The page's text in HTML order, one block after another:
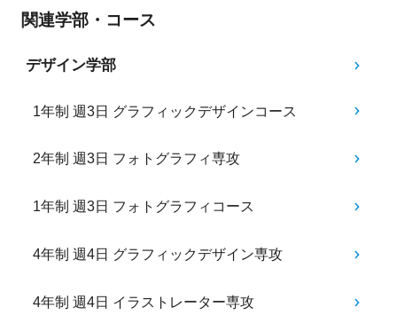
関連学部・コース
デザイン学部
1年制 週3日 グラフィックデザインコース
2年制 週3日 フォトグラフィ専攻
1年制 週3日 フォトグラフィコース
4年制 週4日 グラフィックデザイン専攻
4年制 週4日 イラストレーター専攻